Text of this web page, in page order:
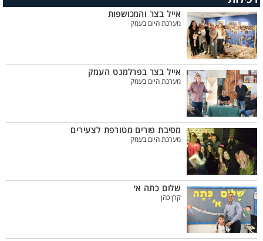
אייל בצר והמכושפות
מערכת היום בעמק
אייל בצר בפרלמנט העמק
מערכת היום בעמק
מסיבת פורים מטורפת לצעירים
מערכת היום בעמק
שלום כתה א׳
קרן כהן